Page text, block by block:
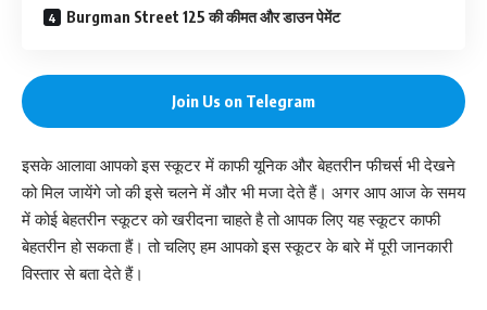
Burgman Street 125 की कीमत और डाउन पेमेंट
Join Us on Telegram
इसके आलावा आपको इस स्कूटर में काफी यूनिक और बेहतरीन फीचर्स भी देखने
को मिल जायेंगे जो की इसे चलने में और भी मजा देते हैं। अगर आप आज के समय
में कोई बेहतरीन स्कूटर को खरीदना चाहते है तो आपक लिए यह स्कूटर काफी
बेहतरीन हो सकता हैं। तो चलिए हम आपको इस स्कूटर के बारे में पूरी जानकारी
विस्तार से बता देते हैं।